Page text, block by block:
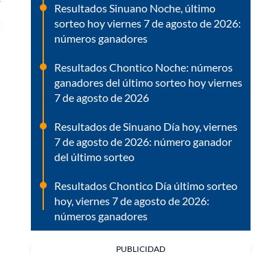
Resultados Sinuano Noche, último
sorteo hoy viernes 7 de agosto de 2026:
números ganadores
Resultados Chontico Noche: números
ganadores del último sorteo hoy viernes
7 de agosto de 2026
Resultados de Sinuano Día hoy, viernes
7 de agosto de 2026: número ganador
del último sorteo
Resultados Chontico Día último sorteo
hoy, viernes 7 de agosto de 2026:
números ganadores
PUBLICIDAD